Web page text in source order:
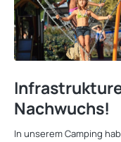
Nachwuchs!
In unserem Camping